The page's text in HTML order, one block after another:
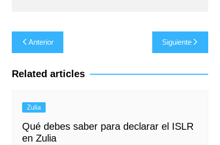
Navegación
de
entradas
Anterior Siguiente
Related articles
Zulia
Qué debes saber para declarar el ISLR
en Zulia